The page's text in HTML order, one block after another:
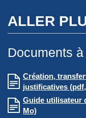
ALLER
Documents
Création,
justificatives
Guide utilisateur
Mo)